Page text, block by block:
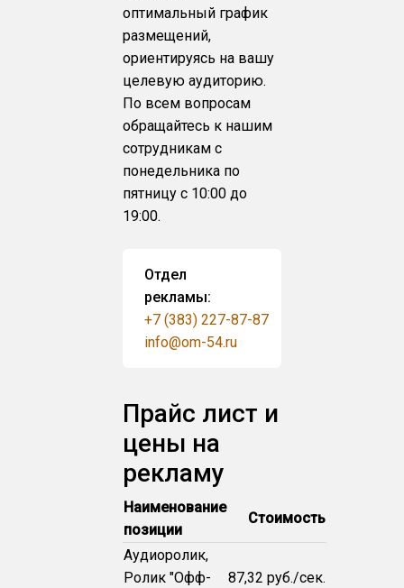
оптимальный график
размещений,
ориентируясь на вашу
целевую аудиторию.
По всем вопросам
обращайтесь к нашим
сотрудникам с
понедельника по
пятницу с 10:00 до
19:00.
Отдел
рекламы:
+7 (383) 227-87-87
info@om-54.ru
Прайс лист и
цены на
рекламу
Наименование
позиции
Стоимость
Аудиоролик,
Ролик "Офф-
87,32 руб./сек.